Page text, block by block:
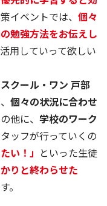
イベントでは、 個々
勉強方法をお伝えし
用していって欲しい
スクール・ワン 戸部
個々の状況に合わせ
の他に、 学校のワーク
ッフが行っていくの
い！」 といった生徒
りと終わらせた
。